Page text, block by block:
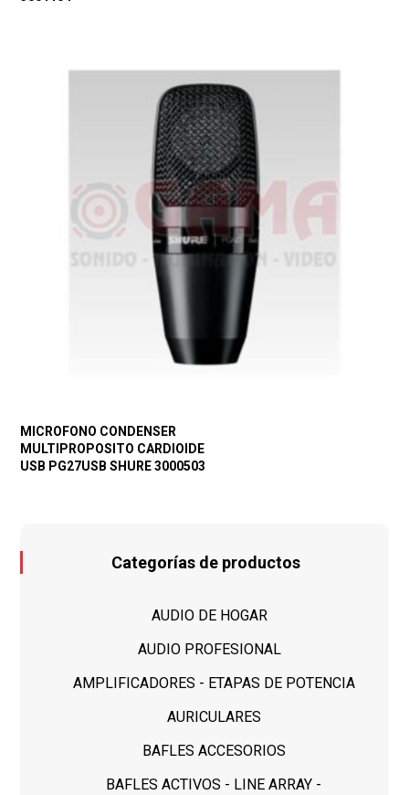
MICROFONO CONDENSER
MULTIPROPOSITO CARDIOIDE
USB PG27USB SHURE 3000503
Categorías de productos
AUDIO DE HOGAR
AUDIO PROFESIONAL
AMPLIFICADORES - ETAPAS DE POTENCIA
AURICULARES
BAFLES ACCESORIOS
BAFLES ACTIVOS - LINE ARRAY -